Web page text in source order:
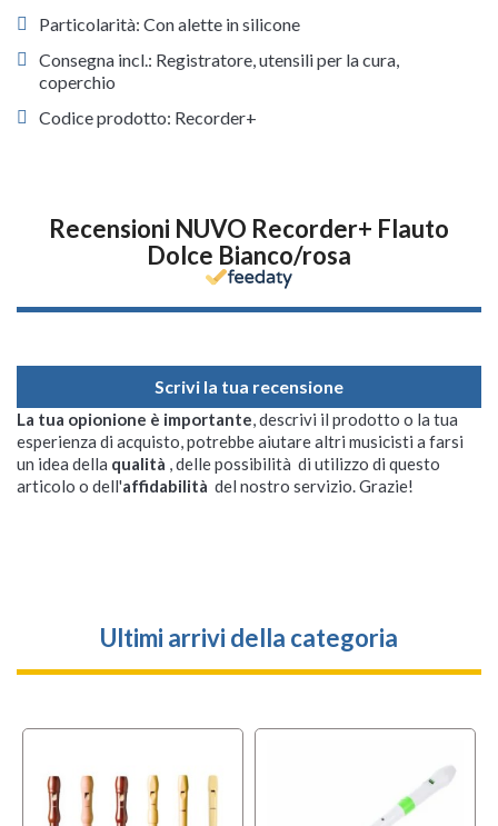
Particolarità: Con alette in silicone
Consegna incl.: Registratore, utensili per la cura,
coperchio
Codice prodotto: Recorder+
Recensioni NUVO Recorder+ Flauto
Dolce Bianco/rosa
Scrivi la tua recensione
La tua opionione è importante, descrivi il prodotto o la tua
esperienza di acquisto, potrebbe aiutare altri musicisti a farsi
un idea della qualità , delle possibilità di utilizzo di questo
articolo o dell'affidabilità del nostro servizio. Grazie!
Ultimi arrivi della categoria